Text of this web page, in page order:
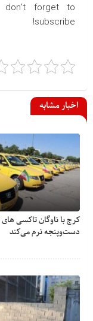
don't forget to
subscribe!
اخبار مشابه
کرج با ناوگان تاکسی
دست‌وپنجه نرم می‌کند